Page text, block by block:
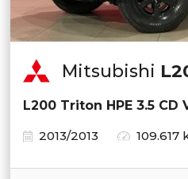
Mitsubishi
L200 Triton HPE 3.5 CD
2013/2013
109.617